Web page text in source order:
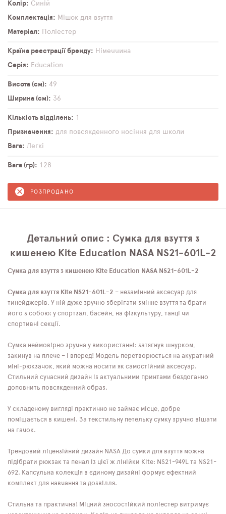
Колір
Синій
Комплектація
Мішок для взуття
Матеріал
Поліестер
Країна реєстрації бренду
Німеччина
Серія
Education
Висота (см)
49
Ширина (см)
36
Кількість відділень
1
Призначення
для повсякденного носіння для школи
Вага
Легкі
Вага (гр) 128
РОЗПРОДАНО
Детальний опис : Сумка для взуття з
кишенею Kite Education NASA NS21-601L-2
Сумка для взуття з кишенею Kite Education NASA NS21-601L-2
Сумка для взуття Kite NS21-601L-2 – незамінний аксесуар для
тинейджерів. У ній дуже зручно зберігати змінне взуття та брати
його з собою: у спортзал, басейн, на фізкультуру, танці чи
спортивні секції.
Сумка неймовірно зручна у використанні: затягнув шнурком,
закинув на плече – і вперед! Модель перетворюється на акуратний
міні-рюкзачок, який можна носити як самостійний аксесуар.
Стильний сучасний дизайн із актуальними принтами бездоганно
доповнить повсякденний образ.
У складеному вигляді практично не займає місце, добре
поміщається в кишені. За текстильну петельку сумку зручно вішати
на гачок.
Трендовий ліцензійний дизайн NASA До сумки для взуття можна
підібрати рюкзак та пенал із цієї ж лінійки Kite: NS21-949L та NS21-
692. Капсульна колекція в єдиному дизайні формує ефектний
комплект для навчання та дозвілля.
Стильна та практична! Міцний зносостійкий поліестер витримує